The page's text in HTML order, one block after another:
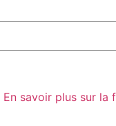
En savoir plus sur la